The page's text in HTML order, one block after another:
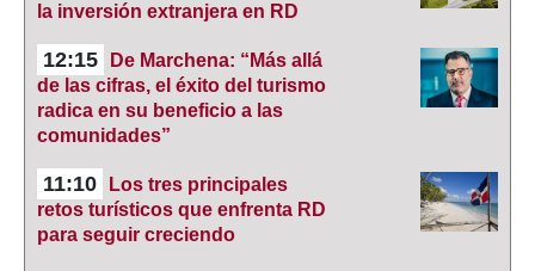
la inversión extranjera en RD
12:15
De Marchena: “Más allá
de las cifras, el éxito del turismo
radica en su beneficio a las
comunidades”
11:10
Los tres principales
retos turísticos que enfrenta RD
para seguir creciendo